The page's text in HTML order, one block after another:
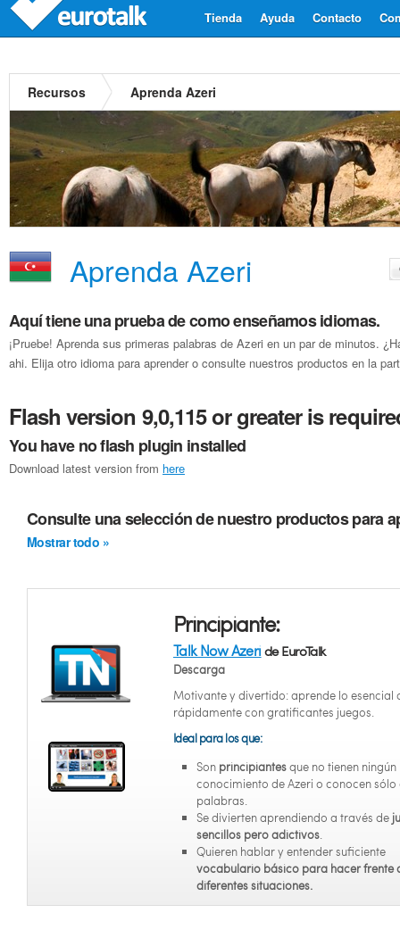
Contacto
Ayuda
Tienda
Recursos Aprenda Azeri
Aprenda Azeri
Aquí tiene una prueba de como enseñamos idiomas.
¡Pruebe! Aprenda sus primeras palabras de Azeri en un par de minutos.
ahi. Elija otro idioma para aprender o consulte nuestros productos en la
Flash version 9,0,115 or greater is
You have no flash plugin installed
Download latest version from here
Consulte una selección de nuestro productos para
Mostrar todo »
Principiante:
Talk Now Azeri de EuroTalk
Descarga
Motivante y divertido: aprende lo esencial
rápidamente con gratificantes juegos.
Ideal para los que:
Son principiantesque no tienen ningún
conocimiento de Azeri o conocen sólo
palabras.
Se divierten aprendiendo a través de
sencillos pero adictivos.
Quieren hablar y entender suficiente
vocabulario básico para hacer frente
diferentes situaciones.